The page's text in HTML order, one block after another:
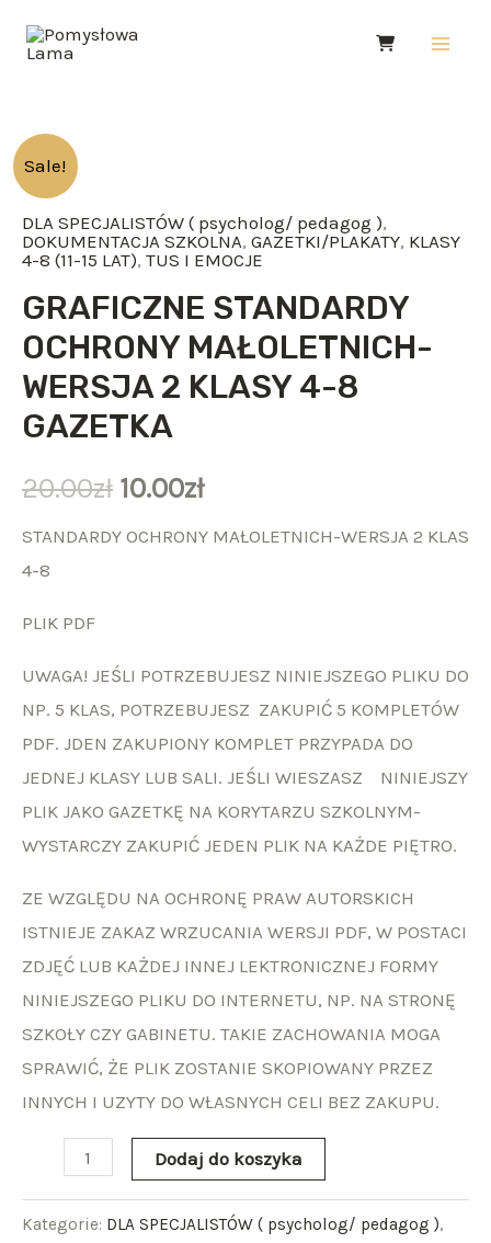
Sale!
DLA SPECJALISTÓW ( psycholog/ pedagog ),
DOKUMENTACJA SZKOLNA, GAZETKI/PLAKATY, KLASY
4-8 (11-15 LAT), TUS I EMOCJE
GRAFICZNE STANDARDY
OCHRONY MAŁOLETNICH-
WERSJA 2 KLASY 4-8
GAZETKA
20.00zł 10.00zł
STANDARDY OCHRONY MAŁOLETNICH-WERSJA 2 KLAS
4-8
PLIK PDF
UWAGA! JEŚLI POTRZEBUJESZ NINIEJSZEGO PLIKU DO
NP. 5 KLAS, POTRZEBUJESZ ZAKUPIĆ 5 KOMPLETÓW
PDF. JDEN ZAKUPIONY KOMPLET PRZYPADA DO
JEDNEJ KLASY LUB SALI. JEŚLI WIESZASZ NINIEJSZY
PLIK JAKO GAZETKĘ NA KORYTARZU SZKOLNYM-
WYSTARCZY ZAKUPIĆ JEDEN PLIK NA KAŻDE PIĘTRO.
ZE WZGLĘDU NA OCHRONĘ PRAW AUTORSKICH
ISTNIEJE ZAKAZ WRZUCANIA WERSJI PDF, W POSTACI
ZDJĘĆ LUB KAŻDEJ INNEJ LEKTRONICZNEJ FORMY
NINIEJSZEGO PLIKU DO INTERNETU, NP. NA STRONĘ
SZKOŁY CZY GABINETU. TAKIE ZACHOWANIA MOGA
SPRAWIĆ, ŻE PLIK ZOSTANIE SKOPIOWANY PRZEZ
INNYCH I UZYTY DO WŁASNYCH CELI BEZ ZAKUPU.
ilość
GRAFICZNE
STANDARDY
OCHRONY
MAŁOLETNICH-
2
KLASY
4-
GAZETKA
Dodaj do koszyka
Kategorie: DLA SPECJALISTÓW ( psycholog/ pedagog ),